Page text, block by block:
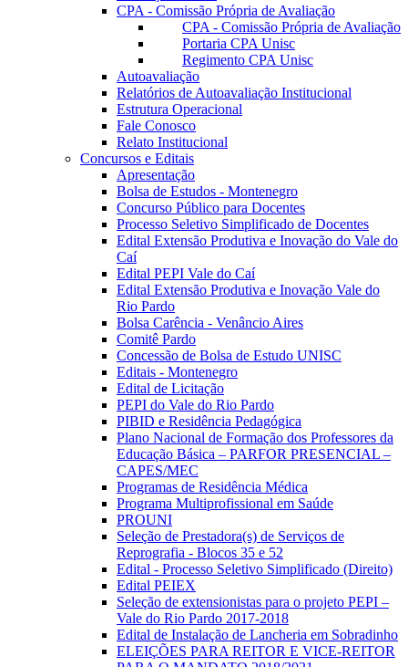
CPA - Comissão Própria de Avaliação
CPA - Comissão Própria de Avaliação
Portaria CPA Unisc
Regimento CPA Unisc
Autoavaliação
Relatórios de Autoavaliação Institucional
Estrutura Operacional
Fale Conosco
Relato Institucional
Concursos e Editais
Apresentação
Bolsa de Estudos - Montenegro
Concurso Público para Docentes
Processo Seletivo Simplificado de Docentes
Edital Extensão Produtiva e Inovação do Vale do
Caí
Edital PEPI Vale do Caí
Edital Extensão Produtiva e Inovação Vale do
Rio Pardo
Bolsa Carência - Venâncio Aires
Comitê Pardo
Concessão de Bolsa de Estudo UNISC
Editais - Montenegro
Edital de Licitação
PEPI do Vale do Rio Pardo
PIBID e Residência Pedagógica
Plano Nacional de Formação dos Professores da
Educação Básica – PARFOR PRESENCIAL –
CAPES/MEC
Programas de Residência Médica
Programa Multiprofissional em Saúde
PROUNI
Seleção de Prestadora(s) de Serviços de
Reprografia - Blocos 35 e 52
Edital - Processo Seletivo Simplificado (Direito)
Edital PEIEX
Seleção de extensionistas para o projeto PEPI –
Vale do Rio Pardo 2017-2018
Edital de Instalação de Lancheria em Sobradinho
ELEIÇÕES PARA REITOR E VICE-REITOR